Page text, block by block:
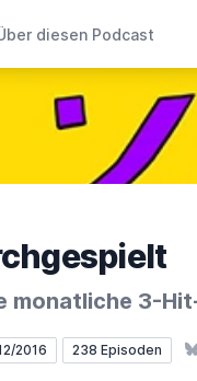
diesen Podcast
monatliche 3-
2016 238 Episoden